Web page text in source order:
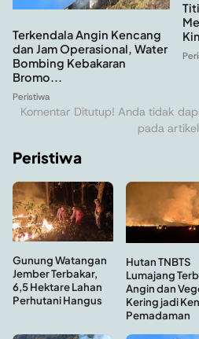
Terkendala Angin Kencang
dan Jam Operasional, Water
Bombing Kebakaran
Bromo...
Peristiwa
Komentar Ditutup! Anda tidak
pada
Peristiwa
Gunung Watangan
Jember Terbakar,
6,5 Hektare Lahan
Perhutani Hangus
Hutan TNBTS
Lumajang
Angin dan
Kering jadi
Pemadaman